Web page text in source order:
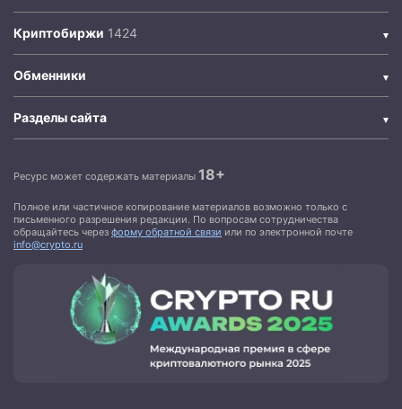
Криптобиржи
Обменники
Разделы сайта
Ресурс может содержать материалы 18+
Полное или частичное копирование материалов возможно только с
письменного разрешения редакции. По вопросам сотрудничества
обращайтесь через форму обратной связи или по электронной почте
info@crypto.ru